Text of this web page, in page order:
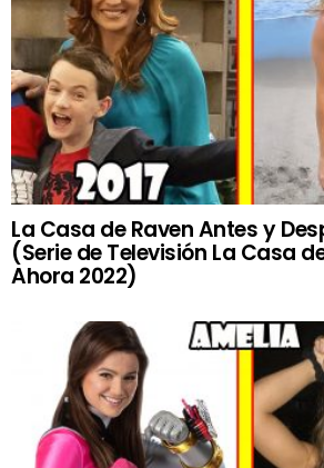
La Casa de Raven Antes y
(Serie de Televisión La Casa
Ahora 2022)